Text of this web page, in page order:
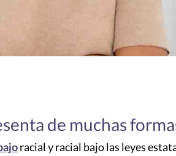
de muchas
racial y racial bajo las leyes